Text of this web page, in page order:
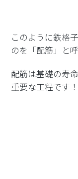
このように鉄格
のを「配筋」と呼
配筋は基礎の寿
重要な工程です